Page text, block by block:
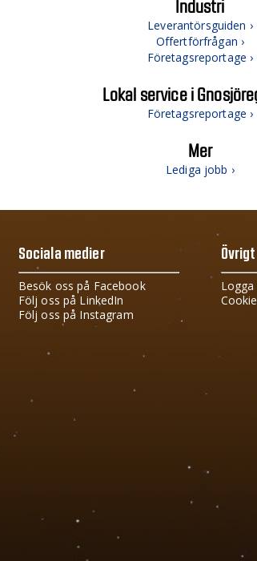
Industri
Leverantörsguiden ›
Offertförfrågan ›
Företagsreportage ›
Lokal service i
Företagsreportage ›
Mer
Lediga jobb ›
Sociala medier
Besök oss på Facebook
Följ oss på LinkedIn
Följ oss på Instagram
Övrigt
Logga